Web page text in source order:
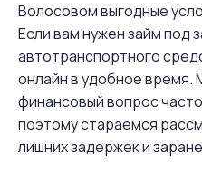
Волосовом выгодные
Если вам нужен займ под
автотранспортного
онлайн в удобное время.
финансовый вопрос
поэтому стараемся
лишних задержек и